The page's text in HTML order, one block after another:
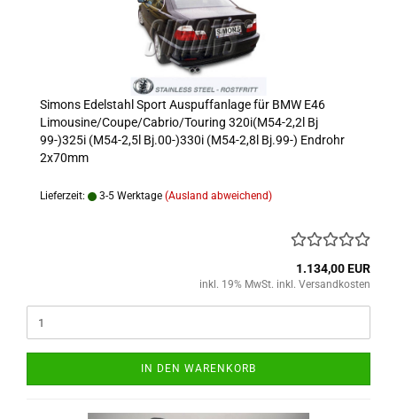
Simons Edelstahl Sport Auspuffanlage für BMW E46
Limousine/Coupe/Cabrio/Touring 320i(M54-2,2l Bj
99-)325i (M54-2,5l Bj.00-)330i (M54-2,8l Bj.99-) Endrohr
2x70mm
Lieferzeit: 3-5 Werktage (Ausland abweichend)
1.134,00 EUR
inkl. 19% MwSt. inkl. Versandkosten
IN DEN WARENKORB